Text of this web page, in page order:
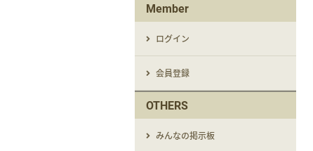
Member
ログイン
会員登録
OTHERS
みんなの掲示板